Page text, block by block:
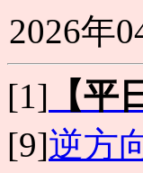
2026年
[1] 【平
[9]逆方